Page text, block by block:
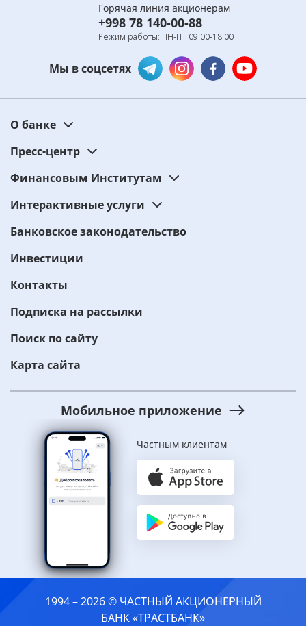
Горячая линия акционерам
+998 78 140-00-88
Режим работы: ПН-ПТ 09:00-18:00
Мы в соцсетях
О банке
Пресс-центр
Финансовым Институтам
Интерактивные услуги
Банковское законодательство
Инвестиции
Контакты
Подписка на рассылки
Поиск по сайту
Карта сайта
Мобильное приложение
Частным клиентам
1994 – 2026 © ЧАСТНЫЙ АКЦИОНЕРНЫЙ
БАНК «ТРАСТБАНК»